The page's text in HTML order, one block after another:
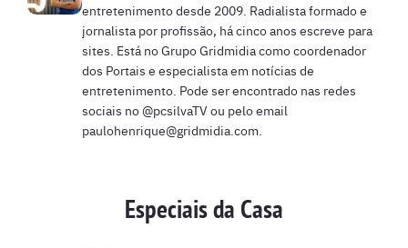
entretenimento desde 2009. Radialista formado e
jornalista por profissão, há cinco anos escreve para
sites. Está no Grupo Gridmidia como coordenador
dos Portais e especialista em notícias de
entretenimento. Pode ser encontrado nas redes
sociais no @pcsilvaTV ou pelo email
paulohenrique@gridmidia.com.
Especiais da Casa